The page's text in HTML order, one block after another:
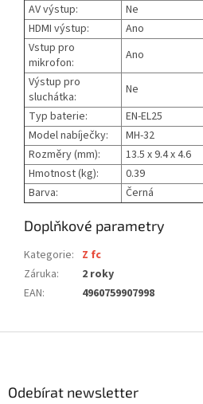
AV výstup:
Ne
HDMI výstup:
Ano
Vstup pro
mikrofon:
Ano
Výstup pro
sluchátka:
Ne
Typ baterie:
EN-EL25
Model nabíječky:
MH-32
Rozměry (mm):
13.5 x 9.4 x 4.6
Hmotnost (kg):
0.39
Barva:
Černá
Doplňkové parametry
Kategorie: Z fc
Záruka:
2 roky
EAN: 4960759907998
Odebírat newsletter